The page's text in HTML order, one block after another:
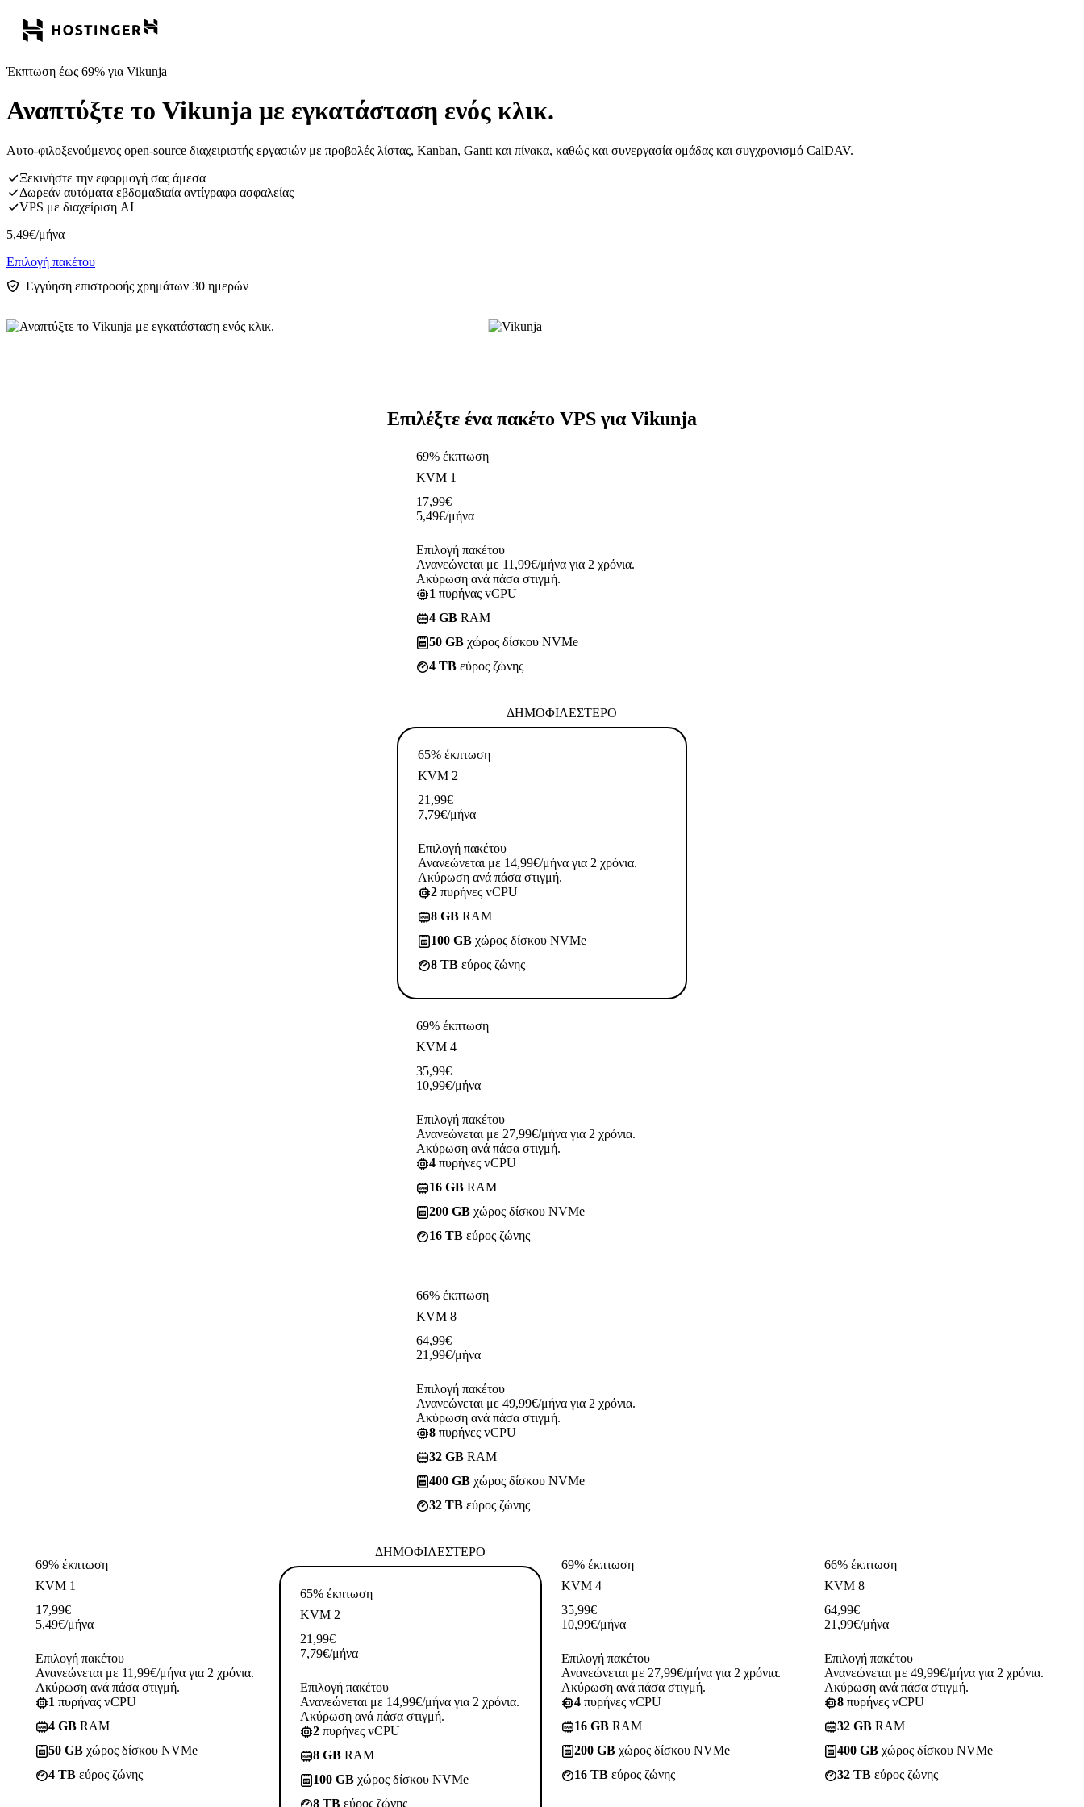
Έκπτωση έως 69% για Vikunja
Αναπτύξτε το Vikunja με εγκατάσταση ενός κλικ.
Αυτο-φιλοξενούμενος open-source διαχειριστής εργασιών με προβολές λίστας, Kanban, Gantt και πίνακα, καθώς και συνεργασία ομάδας και συγχρονισμό CalDAV.
Ξεκινήστε την εφαρμογή σας άμεσα
Δωρεάν αυτόματα εβδομαδιαία αντίγραφα ασφαλείας
VPS με διαχείριση AI
5,49€/μήνα
Επιλογή πακέτου
Εγγύηση επιστροφής χρημάτων 30 ημερών
Επιλέξτε ένα πακέτο VPS για Vikunja
69% έκπτωση
KVM 1
17,99€
5,49€/μήνα
Επιλογή πακέτου
Ανανεώνεται με 11,99€/μήνα για 2 χρόνια.
Ακύρωση ανά πάσα στιγμή.
1 πυρήνας vCPU
4 GB RAM
50 GB χώρος δίσκου NVMe
4 TB εύρος ζώνης
ΔΗΜΟΦΙΛΈΣΤΕΡΟ
65% έκπτωση
KVM 2
21,99€
7,79€/μήνα
Επιλογή πακέτου
Ανανεώνεται με 14,99€/μήνα για 2 χρόνια.
Ακύρωση ανά πάσα στιγμή.
2 πυρήνες vCPU
8 GB RAM
100 GB χώρος δίσκου NVMe
8 TB εύρος ζώνης
69% έκπτωση
KVM 4
35,99€
10,99€/μήνα
Επιλογή πακέτου
Ανανεώνεται με 27,99€/μήνα για 2 χρόνια.
Ακύρωση ανά πάσα στιγμή.
4 πυρήνες vCPU
16 GB RAM
200 GB χώρος δίσκου NVMe
16 TB εύρος ζώνης
66% έκπτωση
KVM 8
64,99€
21,99€/μήνα
Επιλογή πακέτου
Ανανεώνεται με 49,99€/μήνα για 2 χρόνια.
Ακύρωση ανά πάσα στιγμή.
8 πυρήνες vCPU
32 GB RAM
400 GB χώρος δίσκου NVMe
32 TB εύρος ζώνης
69% έκπτωση
KVM 1
17,99€
5,49€/μήνα
Επιλογή πακέτου
Ανανεώνεται με 11,99€/μήνα για 2 χρόνια.
Ακύρωση ανά πάσα στιγμή.
1 πυρήνας vCPU
4 GB RAM
50 GB χώρος δίσκου NVMe
4 TB εύρος ζώνης
ΔΗΜΟΦΙΛΈΣΤΕΡΟ
65% έκπτωση
KVM 2
21,99€
7,79€/μήνα
Επιλογή πακέτου
Ανανεώνεται με 14,99€/μήνα για 2 χρόνια.
Ακύρωση ανά πάσα στιγμή.
2 πυρήνες vCPU
8 GB RAM
100 GB χώρος δίσκου NVMe
8 TB εύρος ζώνης
69% έκπτωση
KVM 4
35,99€
10,99€/μήνα
Επιλογή πακέτου
Ανανεώνεται με 27,99€/μήνα για 2 χρόνια.
Ακύρωση ανά πάσα στιγμή.
4 πυρήνες vCPU
16 GB RAM
200 GB χώρος δίσκου NVMe
16 TB εύρος ζώνης
66% έκπτωση
KVM 8
64,99€
21,99€/μήνα
Επιλογή πακέτου
Ανανεώνεται με 49,99€/μήνα για 2 χρόνια.
Ακύρωση ανά πάσα στιγμή.
8 πυρήνες vCPU
32 GB RAM
400 GB χώρος δίσκου NVMe
32 TB εύρος ζώνης